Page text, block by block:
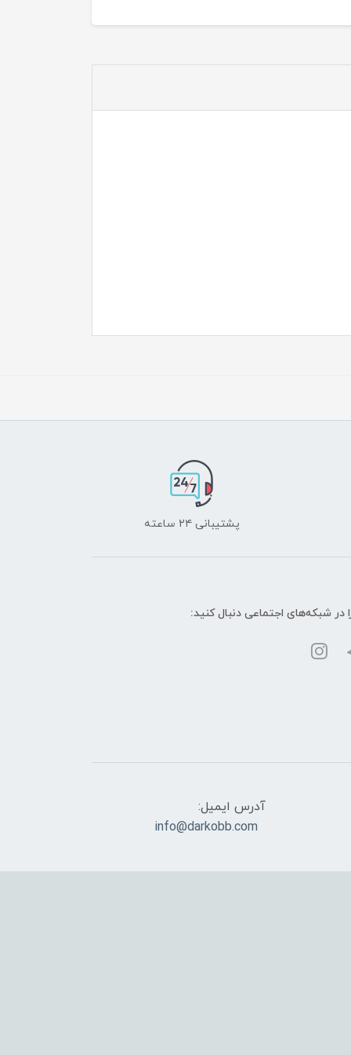
پشتیبانی ۲۴ ساعته
در شبکه‌های اجتماعی دنبال کنید:
آدرس ایمیل:
info@darkobb.com